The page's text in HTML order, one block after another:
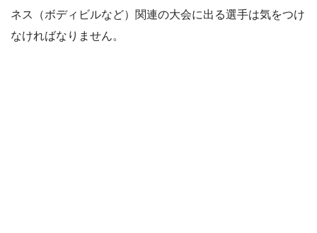
ネス（ボディビルなど）関連の大会に出る選手は気をつけ
なければなりません。